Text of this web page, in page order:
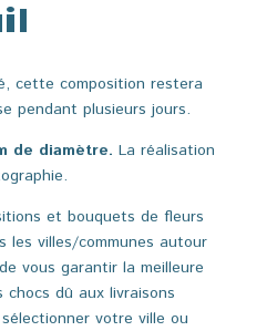
cette composition restera
pendant plusieurs jours.
de diamètre. La réalisation
et bouquets de fleurs
les villes/communes autour
vous garantir la meilleure
dû aux livraisons
votre ville ou